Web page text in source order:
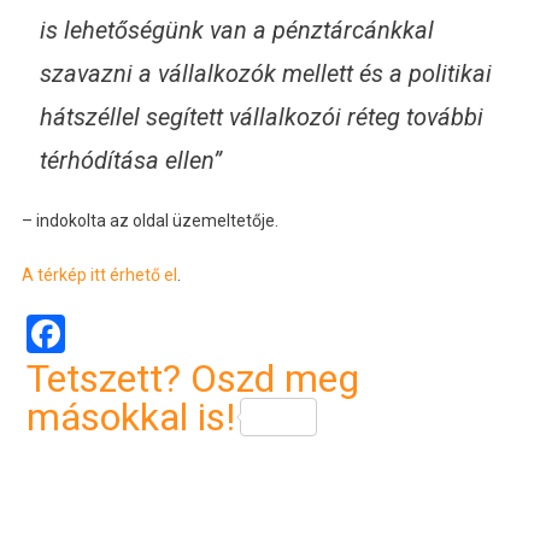
is lehetőségünk van a pénztárcánkkal
szavazni a vállalkozók mellett és a politikai
hátszéllel segített vállalkozói réteg további
térhódítása ellen”
– indokolta az oldal üzemeltetője.
A térkép itt érhető el .
Facebook
Tetszett? Oszd meg
másokkal is!